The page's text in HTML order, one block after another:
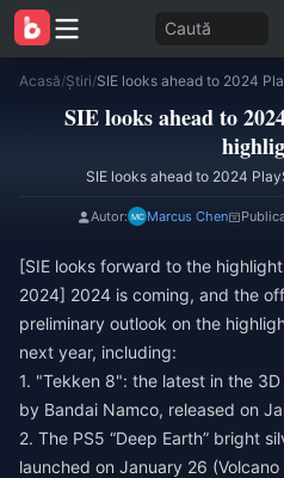
Caută
Acasă/Știri/
SIE looks ahead to
SIE looks ahead to 2024
Autor: Marcus Chen
[SIE looks forward to the
2024] 2024 is coming, and the
preliminary outlook on the
next year, including:
1. "Tekken 8": the latest in the
by Bandai Namco, released on
2. The PS5 “Deep Earth” bright
launched on January 26